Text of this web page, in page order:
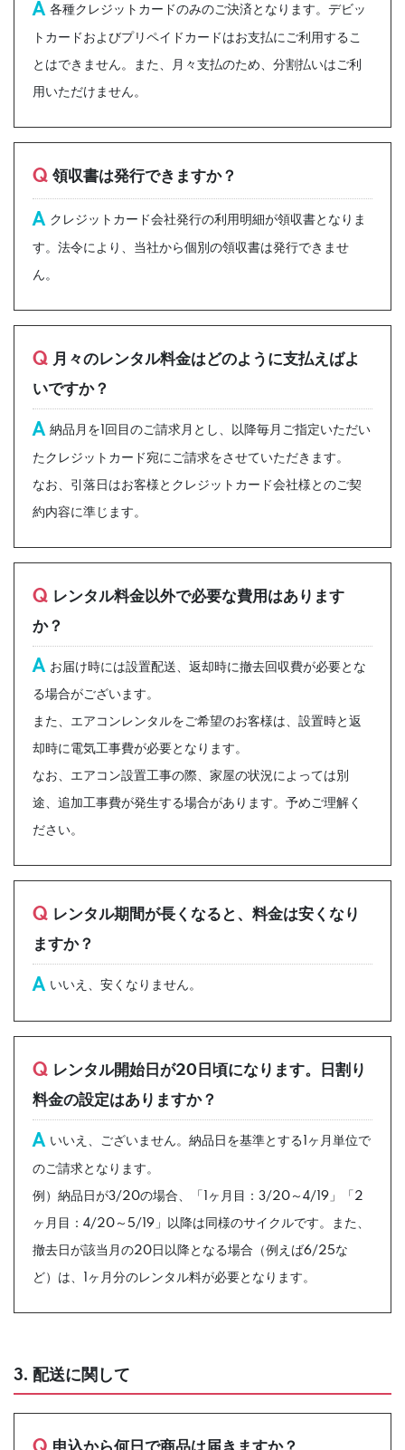
A 各種クレジットカードのみのご決済となります。デビッ
トカードおよびプリペイドカードはお支払にご利用するこ
とはできません。また、月々支払のため、分割払いはご利
用いただけません。
Q 領収書は発行できますか？
A クレジットカード会社発行の利用明細が領収書となりま
す。法令により、当社から個別の領収書は発行できませ
ん。
Q 月々のレンタル料金はどのように支払えばよ
いですか？
A 納品月を1回目のご請求月とし、以降毎月ご指定いただい
たクレジットカード宛にご請求をさせていただきます。
なお、引落日はお客様とクレジットカード会社様とのご契
約内容に準じます。
Q レンタル料金以外で必要な費用はあります
か？
A お届け時には設置配送、返却時に撤去回収費が必要とな
る場合がございます。
また、エアコンレンタルをご希望のお客様は、設置時と返
却時に電気工事費が必要となります。
なお、エアコン設置工事の際、家屋の状況によっては別
途、追加工事費が発生する場合があります。予めご理解く
ださい。
Q レンタル期間が長くなると、料金は安くなり
ますか？
A いいえ、安くなりません。
Q レンタル開始日が20日頃になります。日割り
料金の設定はありますか？
A いいえ、ございません。納品日を基準とする1ヶ月単位で
のご請求となります。
例）納品日が3/20の場合、「1ヶ月目：3/20～4/19」「2
ヶ月目：4/20～5/19」以降は同様のサイクルです。また、
撤去日が該当月の20日以降となる場合（例えば6/25な
ど）は、1ヶ月分のレンタル料が必要となります。
3. 配送に関して